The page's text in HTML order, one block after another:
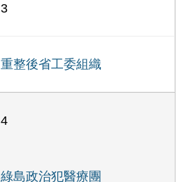
3
重整後省工委組織
4
綠島政治犯醫療團